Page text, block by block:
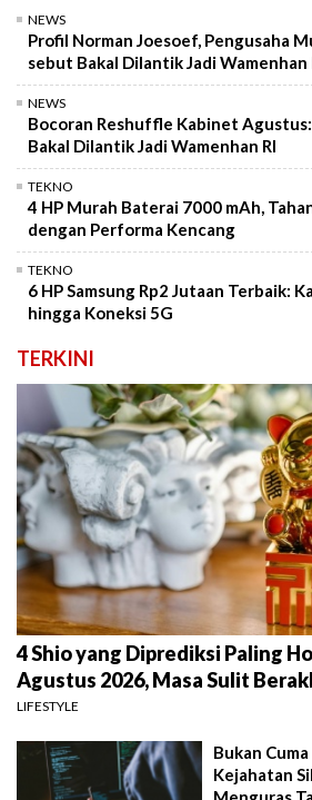
NEWS
Profil Norman Joesoef, Pengusaha
sebut Bakal Dilantik Jadi Wamenhan
NEWS
Bocoran Reshuffle Kabinet
Bakal Dilantik Jadi Wamenhan RI
TEKNO
4 HP Murah Baterai 7000 mAh,
dengan Performa Kencang
TEKNO
6 HP Samsung Rp2 Jutaan Terbaik:
hingga Koneksi 5G
TERKINI
4 Shio yang Diprediksi Paling
Agustus 2026, Masa Sulit
LIFESTYLE
Bukan
Kejahatan